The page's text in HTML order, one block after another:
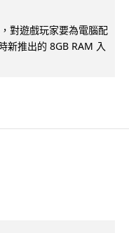
對遊戲玩家要為電腦配
新推出的 8GB RAM 入